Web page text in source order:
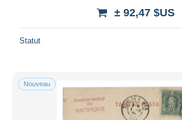
± 92,47 $US
Statut
Nouveau